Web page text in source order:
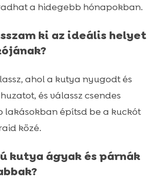
a hidegebb hónapokban.
ki az ideális helyet
ahol a kutya nyugodt és
és válassz csendes
lakásokban építsd be a kuckót
közé.
kutya ágyak és párnák